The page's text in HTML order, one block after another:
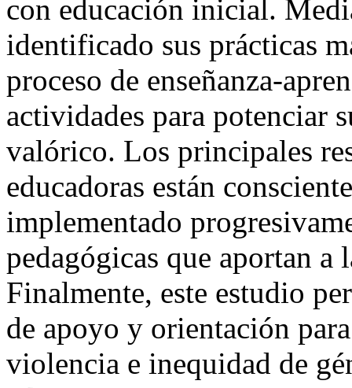
con educación inicial.
identificado sus prácticas
proceso de enseñanza-
actividades para potenciar
valórico. Los principales
educadoras están
implementado
pedagógicas que aportan
Finalmente, este estudio
de apoyo y orientación
violencia e inequidad de